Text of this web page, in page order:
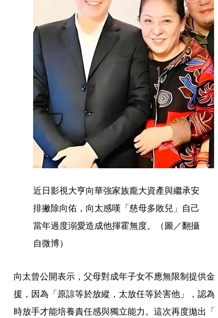
近日影視大亨向華強家族龐大資產與繼承安
排撇除向佑，向太感嘆「慈母多敗兒」自己
當年過度溺愛造成他揮霍無度。（圖／翻攝
自微博）
向太曾公開表示，父母對成年子女不應無限制提供金
援，因為「原諒等於放縱，太放任等於害他」，認為
時放手才能培養責任感與獨立能力。這次再度拋出「